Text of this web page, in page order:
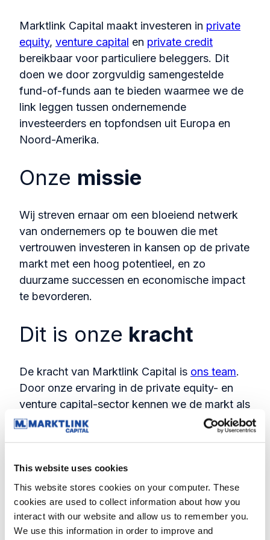
This website uses cookies
This website stores cookies on your computer. These
cookies are used to collect information about how you
interact with our website and allow us to remember you.
We use this information in order to improve and
Marktlink Capital maakt investeren in private
equity, venture capital en private credit
bereikbaar voor particuliere beleggers. Dit
doen we door zorgvuldig samengestelde
fund-of-funds aan te bieden waarmee we de
link leggen tussen ondernemende
investeerders en topfondsen uit Europa en
Noord-Amerika.
Onze missie
Wij streven ernaar om een bloeiend netwerk
van ondernemers op te bouwen die met
vertrouwen investeren in kansen op de private
markt met een hoog potentieel, en zo
duurzame successen en economische impact
te bevorderen.
Dit is onze kracht
De kracht van Marktlink Capital is ons team.
Door onze ervaring in de private equity- en
venture capital-sector kennen we de markt als
geen ander. We weten wat er speelt, nu en in
de toekomst. Onze ervaring en ons brede
andere op bij AlpInvest, Avedon, McKinsey,
Rabobank en Rede partners.
Marktlink Capital is onderdeel van
de Marktlink Group , een fusie-en